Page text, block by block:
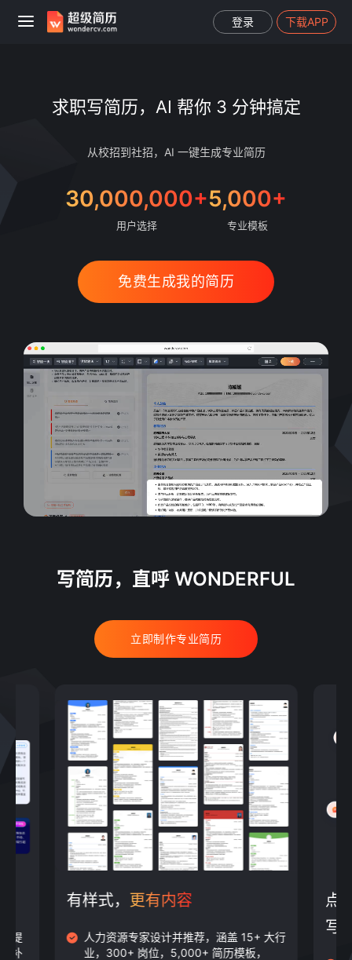
登录 下载APP
求职写简历，AI 帮你 3 分钟搞定
从校招到社招，AI 一键生成专业简历
30,000,000+
用户选择
5,000+
专业模板
免费生成我的简历
写简历，直呼 WONDERFUL
立即制作专业简历
提
补
有样式， 更有内容
人力资源专家设计并推荐，涵盖 15+ 大行
业，300+ 岗位，5,000+ 简历模板，
点
写